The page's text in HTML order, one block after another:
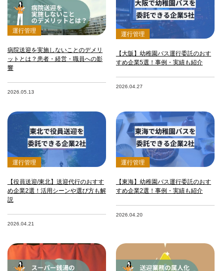
運行管理
病院送迎を実施しないことのデメリ
ットとは？患者・経営・職員への影
響
2026.05.13
運行管理
【大阪】幼稚園バス運行委託のおす
すめ企業5選！事例・実績も紹介
2026.04.27
運行管理
【役員送迎/東北】送迎代行のおすす
め企業2選！活用シーンや選び方も解
説
2026.04.21
運行管理
【東海】幼稚園バス運行委託のおす
すめ企業2選！事例・実績も紹介
2026.04.20